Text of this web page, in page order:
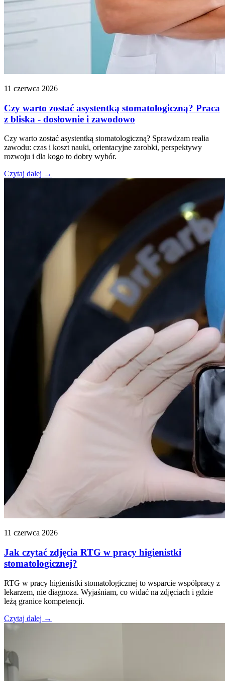
11 czerwca 2026
Czy warto zostać asystentką stomatologiczną? Praca
z bliska - dosłownie i zawodowo
Czy warto zostać asystentką stomatologiczną? Sprawdzam realia
zawodu: czas i koszt nauki, orientacyjne zarobki, perspektywy
rozwoju i dla kogo to dobry wybór.
Czytaj dalej →
11 czerwca 2026
Jak czytać zdjęcia RTG w pracy higienistki
stomatologicznej?
RTG w pracy higienistki stomatologicznej to wsparcie współpracy z
lekarzem, nie diagnoza. Wyjaśniam, co widać na zdjęciach i gdzie
leżą granice kompetencji.
Czytaj dalej →